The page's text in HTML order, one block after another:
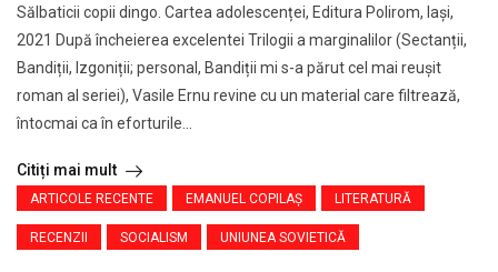
Sălbaticii copii dingo. Cartea adolescenței, Editura Polirom, Iași,
2021 După încheierea excelentei Trilogii a marginalilor (Sectanții,
Bandiții, Izgoniții; personal, Bandiții mi s-a părut cel mai reușit
roman al seriei), Vasile Ernu revine cu un material care filtrează,
întocmai ca în eforturile...
Citiți mai mult
ARTICOLE RECENTE EMANUEL COPILAȘ LITERATURĂ
RECENZII SOCIALISM UNIUNEA SOVIETICĂ